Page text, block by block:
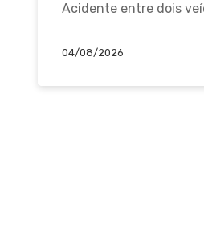
Acidente entre dois
04/08/2026